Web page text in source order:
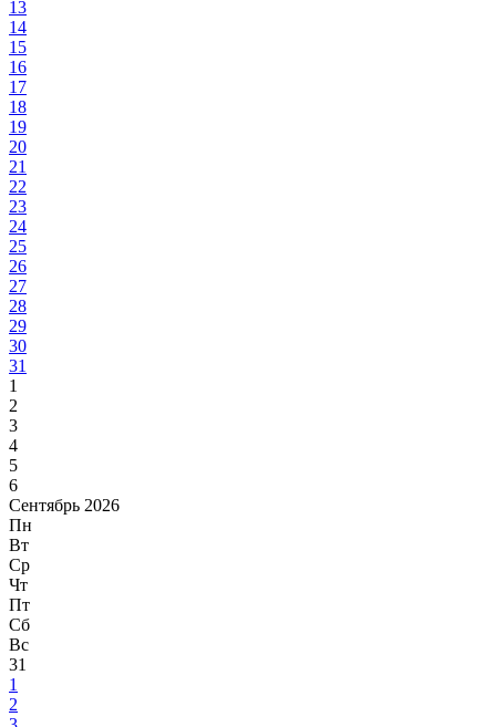
13
14
15
16
17
18
19
20
21
22
23
24
25
26
27
28
29
30
31
1
2
3
4
5
6
Сентябрь 2026
Пн
Вт
Ср
Чт
Пт
Сб
Вс
31
1
2